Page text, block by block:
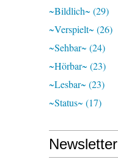
~bildlich~ (29)
~verspielt~ (26)
~sehbar~ (24)
~hörbar~ (23)
~lesbar~ (23)
~status~ (17)
Newsletter